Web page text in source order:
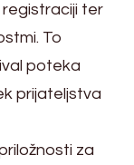
ter
To
poteka
prijateljstva
za